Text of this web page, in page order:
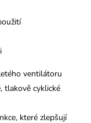
ventilátoru
tlakově cyklické
které zlepšují